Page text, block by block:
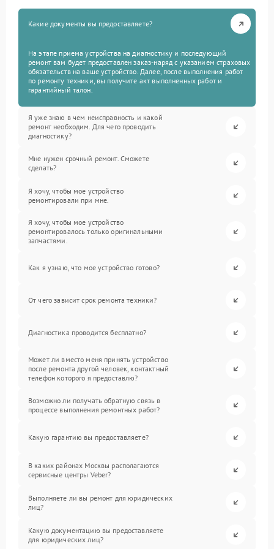
Какие документы вы предоставляете?
На этапе приема устройства на диагностику и последующий
ремонт вам будет предоставлен заказ-наряд с указанием страховых
обязательств на ваше устройство. Далее, после выполнения работ
по ремонту техники, вы получите акт выполненных работ и
гарантийный талон.
Я уже знаю в чем неисправность и какой
ремонт необходим. Для чего проводить
диагностику?
Мне нужен срочный ремонт. Сможете
сделать?
Я хочу, чтобы мое устройство
ремонтировали при мне.
Я хочу, чтобы мое устройство
ремонтировалось только оригинальными
запчастями.
Как я узнаю, что мое устройство готово?
От чего зависит срок ремонта техники?
Диагностика проводится бесплатно?
Может ли вместо меня принять устройство
после ремонта другой человек, контактный
телефон которого я предоставлю?
Возможно ли получать обратную связь в
процессе выполнения ремонтных работ?
Какую гарантию вы предоставляете?
В каких районах Москвы располагаются
сервисные центры Veber?
Выполняете ли вы ремонт для юридических
лиц?
Какую документацию вы предоставляете
для юридических лиц?